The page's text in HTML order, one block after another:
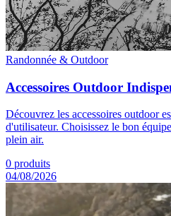
Randonnée & Outdoor
Accessoires Outdoor
Découvrez les accessoires outdoor
d'utilisateur. Choisissez le bon
plein air.
0 produits
04/08/2026